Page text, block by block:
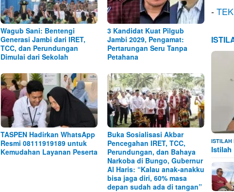
Wagub Sani: Bentengi
Generasi Jambi dari IRET,
TCC, dan Perundungan
Dimulai dari Sekolah
3 Kandidat Kuat Pilgub
Jambi 2029, Pengamat:
Pertarungan Seru Tanpa
Petahana
TASPEN Hadirkan WhatsApp
Resmi 08111919189 untuk
Kemudahan Layanan Peserta
Buka Sosialisasi Akbar
Pencegahan IRET, TCC,
Perundungan, dan Bahaya
Narkoba di Bungo, Gubernur
Al Haris: “Kalau anak-anakku
bisa jaga diri, 60% masa
depan sudah ada di tangan”
-
ISTILAH
Istilah